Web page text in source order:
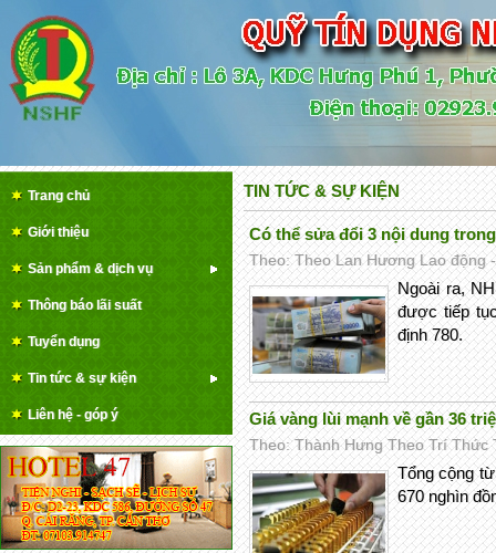
Trang chủ
Giới thiệu
Sản phẩm & dịch vụ
Thông báo lãi suất
Tuyển dụng
Tin tức & sự kiện
Liên hệ - góp ý
TIN TỨC & SỰ KIỆN
Có thể sửa đổi 3 nội dung
Theo: Theo Lan Hương Lao động
Ngoài ra,
được tiếp
định 780.
Giá vàng lùi mạnh về gần 36
Theo: Thành Hưng Theo Trí Thức
Tổng cộng
670 nghìn